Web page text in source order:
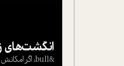
&bull; اگر امکانش هست، گفت وگو را با روا...